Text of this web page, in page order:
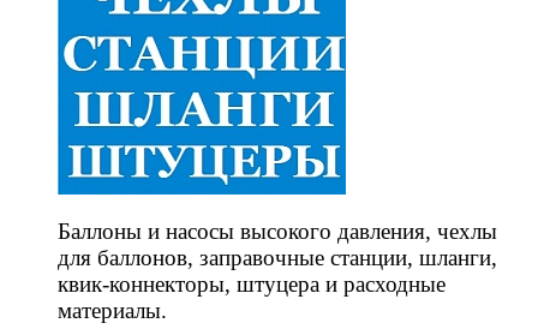
Баллоны и насосы высокого давления, чехлы
для баллонов, заправочные станции, шланги,
квик-коннекторы, штуцера и расходные
материалы.